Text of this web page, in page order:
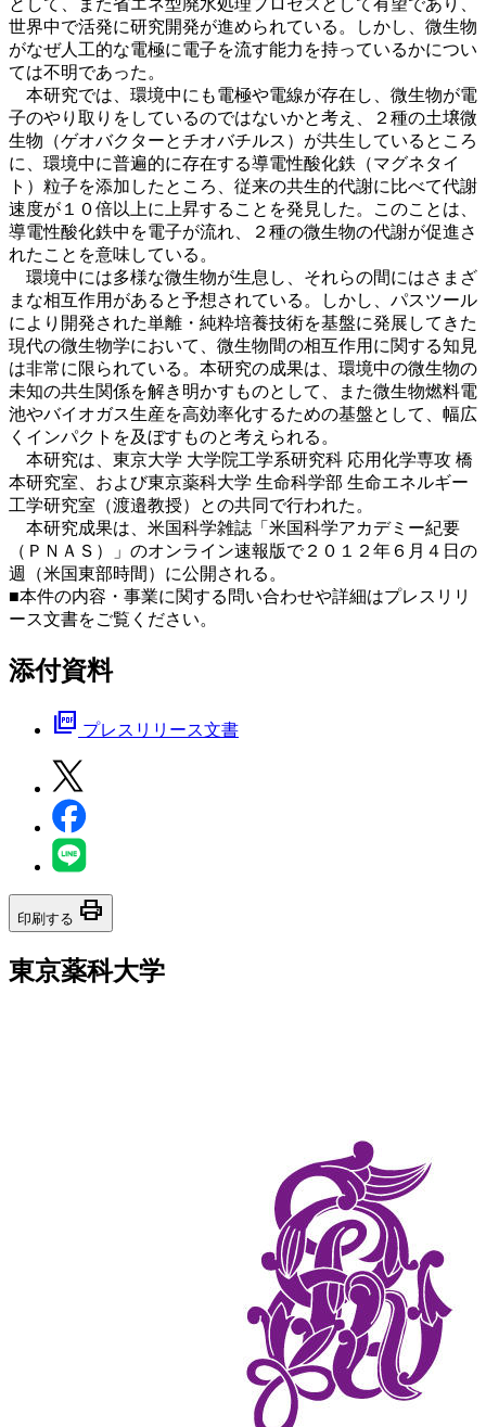
世界中で活発に研究開発が進められている。しかし、微生物
がなぜ人工的な電極に電子を流す能力を持っているかについ
ては不明であった。
本研究では、環境中にも電極や電線が存在し、微生物が電
子のやり取りをしているのではないかと考え、２種の土壌微
生物（ゲオバクターとチオバチルス）が共生しているところ
に、環境中に普遍的に存在する導電性酸化鉄（マグネタイ
ト）粒子を添加したところ、従来の共生的代謝に比べて代謝
速度が１０倍以上に上昇することを発見した。このことは、
導電性酸化鉄中を電子が流れ、２種の微生物の代謝が促進さ
れたことを意味している。
環境中には多様な微生物が生息し、それらの間にはさまざ
まな相互作用があると予想されている。しかし、パスツール
により開発された単離・純粋培養技術を基盤に発展してきた
現代の微生物学において、微生物間の相互作用に関する知見
は非常に限られている。本研究の成果は、環境中の微生物の
未知の共生関係を解き明かすものとして、また微生物燃料電
池やバイオガス生産を高効率化するための基盤として、幅広
くインパクトを及ぼすものと考えられる。
本研究は、東京大学 大学院工学系研究科 応用化学専攻 橋
本研究室、および東京薬科大学 生命科学部 生命エネルギー
工学研究室（渡邉教授）との共同で行われた。
本研究成果は、米国科学雑誌「米国科学アカデミー紀要
（ＰＮＡＳ）」のオンライン速報版で２０１２年６月４日の
週（米国東部時間）に公開される。
■本件の内容・事業に関する問い合わせや詳細はプレスリリ
ース文書をご覧ください。
添付資料
picture_as_pdf プレスリリース文書
印刷する print
東京薬科大学